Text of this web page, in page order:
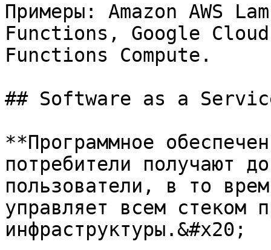
Примеры: Amazon AWS
Functions, Google
Functions Compute.
## Software as a
**Программное
потребители получают
пользователи, в то
управляет всем стеком
инфраструктуры.&#x20;